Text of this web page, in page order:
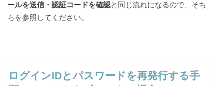
ールを送信・認証コードを確認と同じ流れになるので、そち
らを参照してください。
ログインIDとパスワードを再発行する手